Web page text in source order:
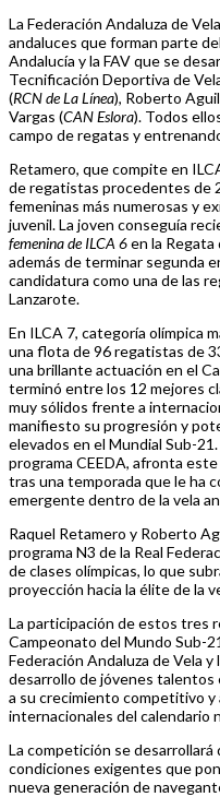
La Federación Andaluza de
andaluces que forman parte
Andalucía y la FAV que se
Tecnificación Deportiva de
(RCN de La Línea), Roberto
Vargas (CAN Eslora). Todos
campo de regatas y
Retamero, que compite en
de regatistas procedentes de
femeninas más numerosas y
juvenil. La joven conseguía
femenina de ILCA 6en la Regata
además de terminar segunda
candidatura como una de las
Lanzarote.
En ILCA 7, categoría olímpica
una flota de 96 regatistas de
una brillante actuación en el
terminó entre los 12 mejores
muy sólidos frente a
manifiesto su progresión y
elevados en el Mundial Sub-
programa CEEDA, afronta
tras una temporada que le ha
emergente dentro de la vela
Raquel Retamero y Roberto
programa N3 de la Real
de clases olímpicas, lo que
proyección hacia la élite de la
La participación de estos tres
Campeonato del Mundo Sub-
Federación Andaluza de Vela
desarrollo de jóvenes talentos
a su crecimiento competitivo
internacionales del calendario
La competición se
condiciones exigentes que
nueva generación de